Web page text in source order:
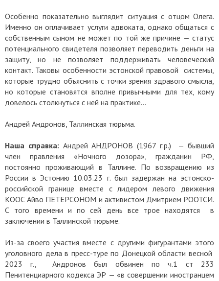
Особенно показательно выглядит ситуация с отцом Олега.
Именно он оплачивает услуги адвоката, однако общаться с
собственным сыном не может по той же причине — статус
потенциального свидетеля позволяет переводить деньги на
защиту, но не позволяет поддерживать человеческий
контакт. Таковы особенности эстонской правовой системы,
которые трудно объяснить с точки зрения здравого смысла,
но которые становятся вполне привычными для тех, кому
довелось столкнуться с ней на практике...
Андрей Андронов, Таллинская тюрьма.
Наша справка: Андрей АНДРОНОВ (1967 г.р.) — бывший
член правления «Ночного дозора», гражданин РФ,
постоянно проживающий в Таллине. По возвращению из
России в Эстонию 10.03.23 г. был задержан на эстонско-
российской границе вместе с лидером левого движения
КООС Айво ПЕТЕРСОНОМ и активистом Дмитрием РООТСИ.
С того времени и по сей день все трое находятся в
заключении в Таллинской тюрьме.
Из-за своего участия вместе с другими фигурантами этого
уголовного дела в пресс-туре по Донецкой области весной
2023 г., Андронов был обвинен по ч.1 ст 233
Пенитенциарного кодекса ЭР — «в совершении иностранцем